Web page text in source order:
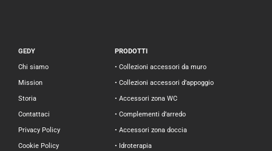
GEDY
Chi siamo
Mission
Storia
Contattaci
Privacy Policy
Cookie Policy
PRODOTTI
• Collezioni accessori da muro
• Collezioni accessori d’appoggio
• Accessori zona WC
• Complementi d’arredo
• Accessori zona doccia
• Idroterapia